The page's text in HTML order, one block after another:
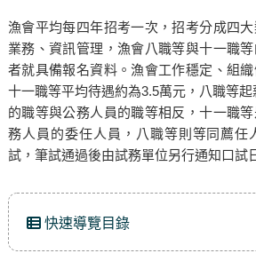
漁會平均每四年招考一次，招考分成四
業務、資訊管理，漁會八職等與十一職
者就具備報名資料。漁會工作穩定、組織
十一職等平均待遇約為3.5萬元，八職等
的職等與公務人員的職等相反，十一職
務人員的委任人員，八職等則等同薦任
試，筆試通過後由試務單位另行通知口試
快速導覽目錄